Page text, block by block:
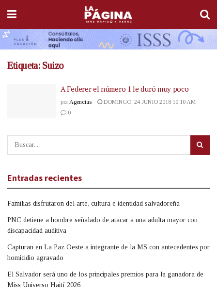
Etiqueta: Suizo
A Federer el número 1 le duró muy poco
por Agencias
DOMINGO, 24 JUNIO 2018 10:10 AM
0
Entradas recientes
Familias disfrutaron del arte, cultura e identidad salvadoreña
PNC detiene a hombre señalado de atacar a una adulta mayor con
discapacidad auditiva
Capturan en La Paz Oeste a integrante de la MS con antecedentes por
homicidio agravado
El Salvador será uno de los principales premios para la ganadora de
Miss Universo Haití 2026